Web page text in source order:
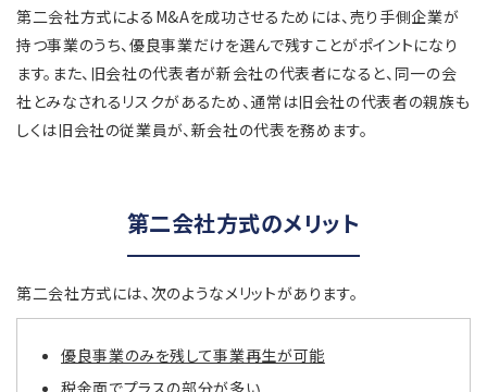
第二会社方式によるM&Aを成功させるためには、売り手側企業が
持つ事業のうち、優良事業だけを選んで残すことがポイントになり
ます。また、旧会社の代表者が新会社の代表者になると、同一の会
社とみなされるリスクがあるため、通常は旧会社の代表者の親族も
しくは旧会社の従業員が、新会社の代表を務めます。
第二会社方式のメリット
第二会社方式には、次のようなメリットがあります。
優良事業のみを残して事業再生が可能
税金面でプラスの部分が多い